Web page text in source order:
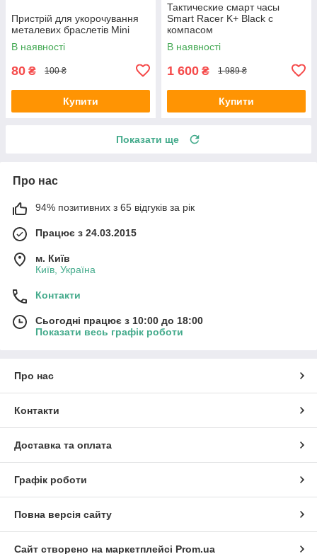
Пристрій для укорочування
металевих браслетів Mini
В наявності
80 ₴ 100 ₴
Купити
Тактические смарт часы
Smart Racer K+ Black с
компасом
В наявності
1 600 ₴ 1 989 ₴
Купити
Показати ще
Про нас
94% позитивних з 65 відгуків за рік
Працює з 24.03.2015
м. Київ
Київ, Україна
Контакти
Сьогодні працює з 10:00 до 18:00
Показати весь графік роботи
Про нас
Контакти
Доставка та оплата
Графік роботи
Повна версія сайту
Сайт створено на маркетплейсі Prom.ua